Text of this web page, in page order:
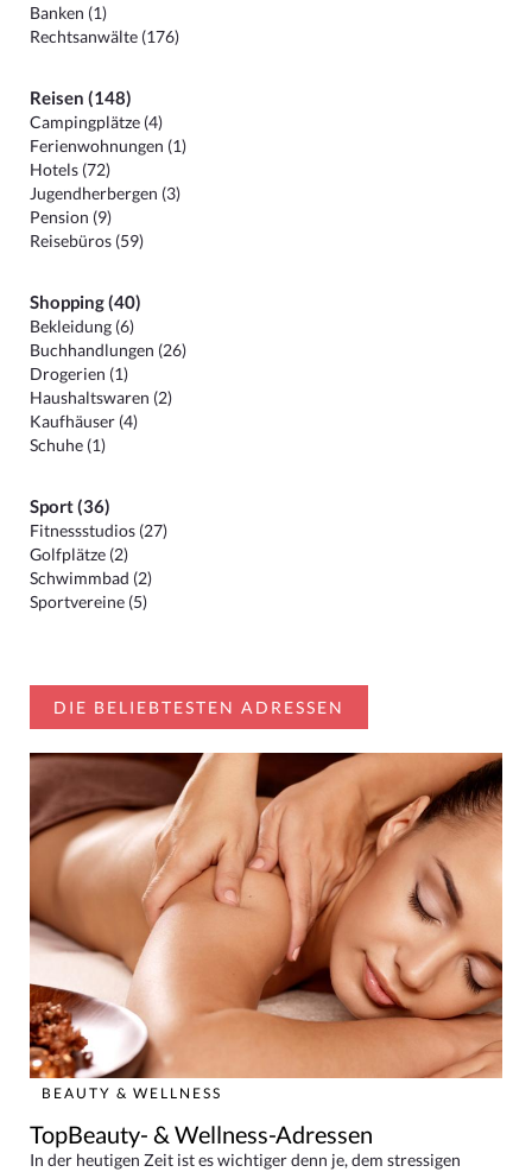
Banken (1)
Rechtsanwälte (176)
Reisen (148)
Campingplätze (4)
Ferienwohnungen (1)
Hotels (72)
Jugendherbergen (3)
Pension (9)
Reisebüros (59)
Shopping (40)
Bekleidung (6)
Buchhandlungen (26)
Drogerien (1)
Haushaltswaren (2)
Kaufhäuser (4)
Schuhe (1)
Sport (36)
Fitnessstudios (27)
Golfplätze (2)
Schwimmbad (2)
Sportvereine (5)
DIE BELIEBTESTEN ADRESSEN
BEAUTY & WELLNESS
TopBeauty- & Wellness-Adressen
In der heutigen Zeit ist es wichtiger denn je, dem stressigen